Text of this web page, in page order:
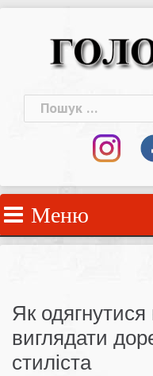
Пошук:
Меню
Як одягнутися
виглядати
стиліста